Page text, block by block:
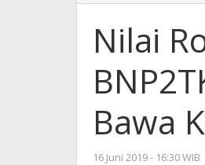
Nilai
Bawa
16 Juni 2019 - 16:30 WIB